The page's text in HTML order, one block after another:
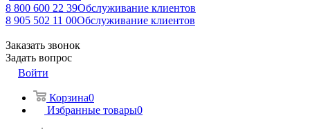
8 800 600 22 39Обслуживание клиентов
8 905 502 11 00Обслуживание клиентов
Заказать звонок
Задать вопрос
Войти
Корзина0
Избранные товары0